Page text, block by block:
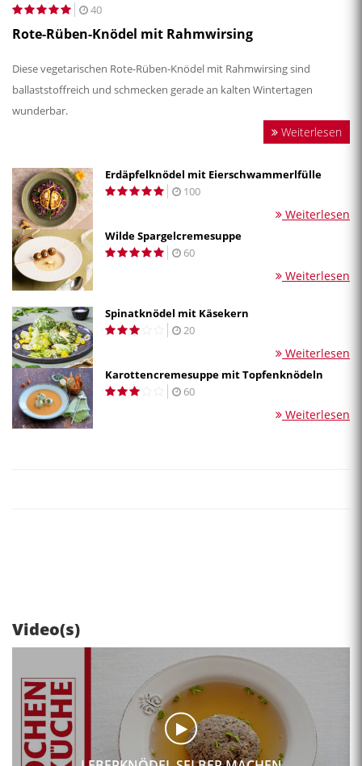
40
Rote-Rüben-Knödel mit Rahmwirsing
Diese vegetarischen Rote-Rüben-Knödel mit Rahmwirsing sind
ballaststoffreich und schmecken gerade an kalten Wintertagen
wunderbar.
Weiterlesen
Erdäpfelknödel mit Eierschwammerlfülle
100
Weiterlesen
Wilde Spargelcremesuppe
60
Weiterlesen
Spinatknödel mit Käsekern
20
Weiterlesen
Karottencremesuppe mit Topfenknödeln
60
Weiterlesen
Video(s)